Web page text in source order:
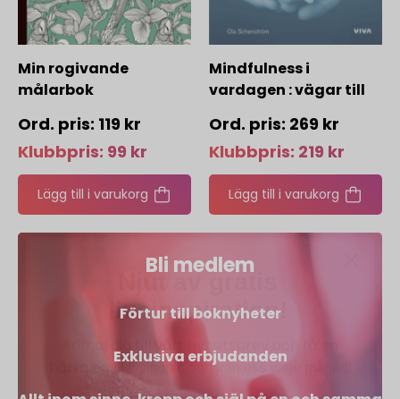
Min rogivande
målarbok
119 kr
Klubbpris: 99 kr
Lägg till i varukorg
Mindfulness i
vardagen : vägar till
269 kr
Klubbpris: 219 kr
Lägg till i varukorg
Bli medlem
Förtur till boknyheter
Exklusiva erbjudanden
Njut av gratis
livsinspiration!
Anmäl dig till vårt nyhetsbrev och få en